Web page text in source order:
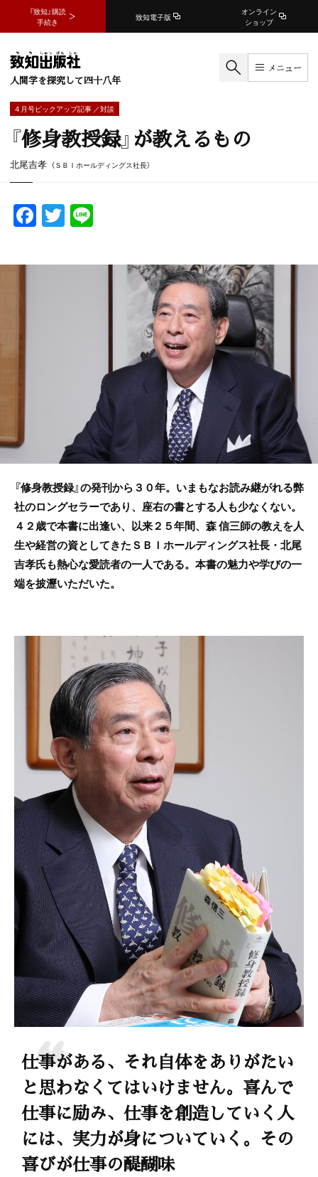
『致知』購読
手続き
致知電子版
オンライン
ショップ
人間学を探究して四十八年
メニュー
4 月号ピックアップ記事 ／対談
『修身教授録』が教えるもの
北尾吉孝 （ＳＢＩホールディングス社長）
F
a
c
T
w
itte
『修身教授録』の発刊から３０年。いまもなお読み継がれる弊
社のロングセラーであり、座右の書とする人も少なくない。
４２歳で本書に出逢い、以来２５年間、森 信三師の教えを人
生や経営の資としてきたＳＢＩホールディングス社長・北尾
吉孝氏も熱心な愛読者の一人である。本書の魅力や学びの一
端を披瀝いただいた。
仕事がある、それ自体をありがたい
と思わなくてはいけません。喜んで
仕事に励み、仕事を創造していく人
には、実力が身についていく。その
喜びが仕事の醍醐味